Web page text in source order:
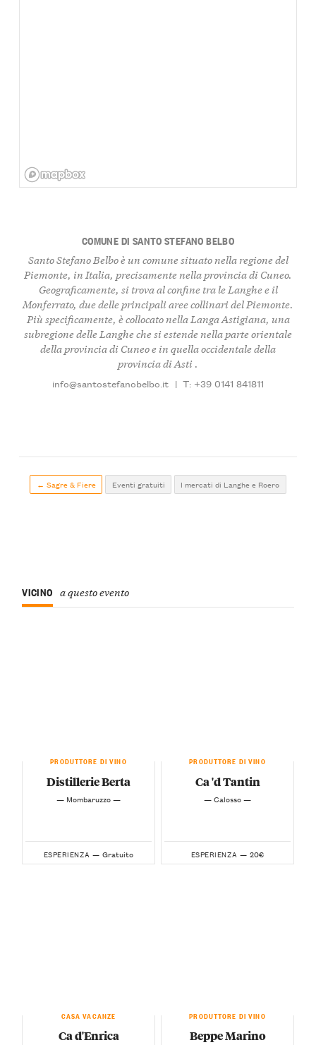
COMUNE DI SANTO STEFANO BELBO
Santo Stefano Belbo è un comune situato nella regione del
Piemonte, in Italia, precisamente nella provincia di Cuneo.
Geograficamente, si trova al confine tra le Langhe e il
Monferrato, due delle principali aree collinari del Piemonte.
Più specificamente, è collocato nellaLanga Astigiana, una
subregione delle Langhe che si estende nella parte orientale
della provincia di Cuneo e in quella occidentale della
provincia di Asti .
info@santostefanobelbo.it | T: +39 0141 841811
← Sagre & Fiere Eventi gratuiti I mercati di Langhe e Roero
VICINO a questo evento
PRODUTTORE DI VINO
Distillerie Berta
— Mombaruzzo —
ESPERIENZA — Gratuito
PRODUTTORE DI VINO
Ca 'd Tantin
— Calosso —
ESPERIENZA — 20€
CASA VACANZE
Ca d'Enrica
PRODUTTORE DI VINO
Beppe Marino